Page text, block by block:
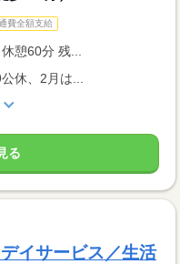
費全額支給
憩60分 残...
休、2月は...
る
イサービス／生活